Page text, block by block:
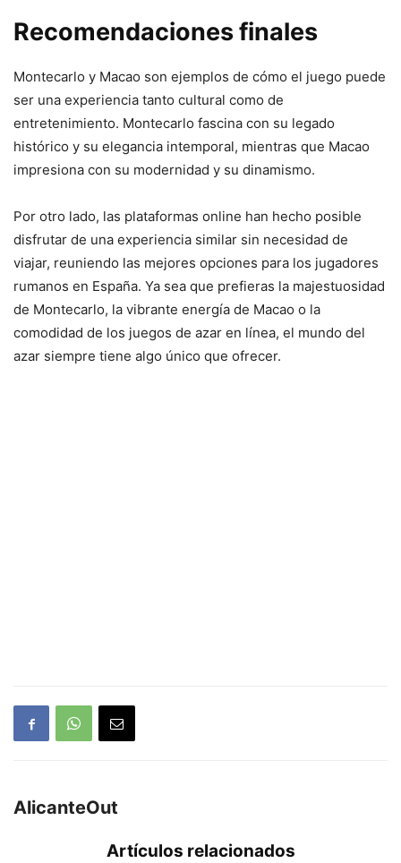
Recomendaciones finales
Montecarlo y Macao son ejemplos de cómo el juego puede
ser una experiencia tanto cultural como de
entretenimiento. Montecarlo fascina con su legado
histórico y su elegancia intemporal, mientras que Macao
impresiona con su modernidad y su dinamismo.
Por otro lado, las plataformas online han hecho posible
disfrutar de una experiencia similar sin necesidad de
viajar, reuniendo las mejores opciones para los jugadores
rumanos en España. Ya sea que prefieras la majestuosidad
de Montecarlo, la vibrante energía de Macao o la
comodidad de los juegos de azar en línea, el mundo del
azar siempre tiene algo único que ofrecer.
AlicanteOut
Artículos relacionados